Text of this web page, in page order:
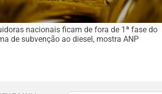
nacionais ficam de fora de 1ª fase do
de subvenção ao diesel, mostra ANP